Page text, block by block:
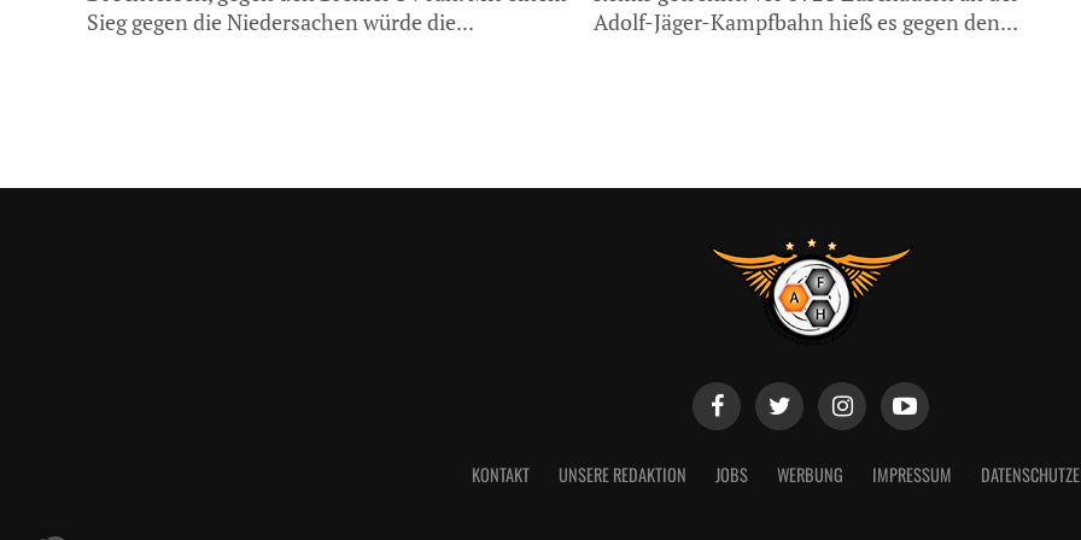
Sieg gegen die Niedersachen würde die...
Adolf-Jäger-Kampfbahn hieß es gegen den...
KONTAKT UNSERE REDAKTION JOBS WERBUNG IMPRESSUM